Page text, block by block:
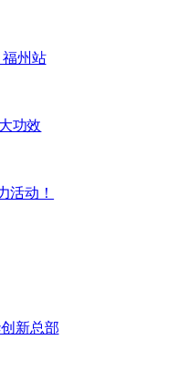
州站
功效
活动！
新总部